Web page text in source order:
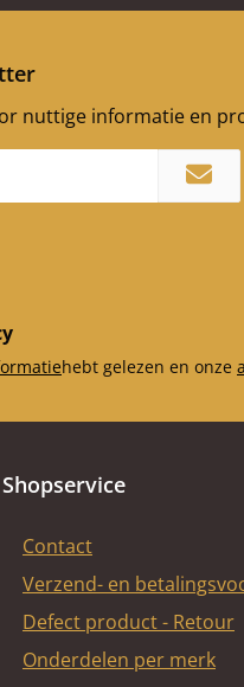
nuttige informatie en
hebt gelezen en onze
Shopservice
Contact
Verzend- en
Defect product - Retour
Onderdelen per merk